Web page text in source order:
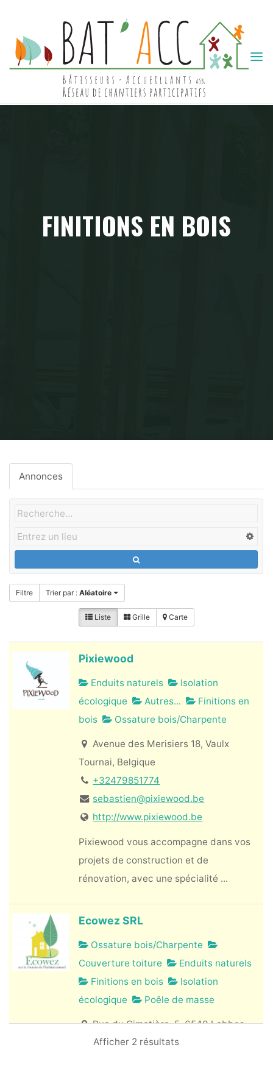
content
BAT'ACC
FINITIONS EN BOIS
Annonces
Filtre Trier par :Aléatoire
Liste Grille Carte
Pixiewood
Enduits naturels
Isolation
écologique
Autres...
Finitions en
bois
Ossature bois/Charpente
Avenue des Merisiers 18, Vaulx
Tournai, Belgique
+32479851774
sebastien@pixiewood.be
http://www.pixiewood.be
Pixiewood vous accompagne dans vos
projets de construction et de
rénovation, avec une spécialité ...
Ecowez SRL
Ossature bois/Charpente
Couverture toiture
Enduits naturels
Finitions en bois
Isolation
écologique
Poêle de masse
Rue du Cimetière, 5. 6540 Lobbes
0478/59 65 39
Afficher 2 résultats